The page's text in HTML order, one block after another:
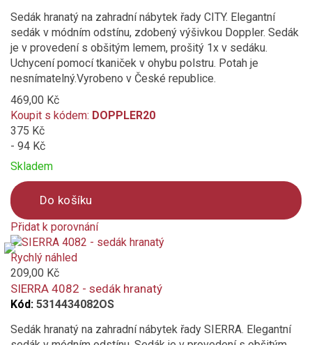
Sedák hranatý na zahradní nábytek řady CITY. Elegantní
sedák v módním odstínu, zdobený výšivkou Doppler. Sedák
je v provedení s obšitým lemem, prošitý 1x v sedáku.
Uchycení pomocí tkaniček v ohybu polstru. Potah je
nesnímatelný.Vyrobeno v České republice.
469,00 Kč
Koupit s kódem: DOPPLER20
375 Kč
- 94 Kč
Skladem
Do košíku
Přidat k porovnání
Product
is
added
to
compare
Rychlý náhled
209,00 Kč
SIERRA 4082 - sedák hranatý
Kód: 5314434082OS
Sedák hranatý na zahradní nábytek řady SIERRA. Elegantní